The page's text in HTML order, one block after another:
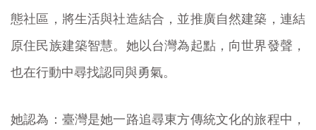
態社區，將生活與社造結合，並推廣自然建築，連結
原住民族建築智慧。她以台灣為起點，向世界發聲，
也在行動中尋找認同與勇氣。
她認為：臺灣是她一路追尋東方傳統文化的旅程中，